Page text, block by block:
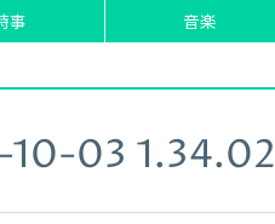
事 音楽
10-03 1.34.02